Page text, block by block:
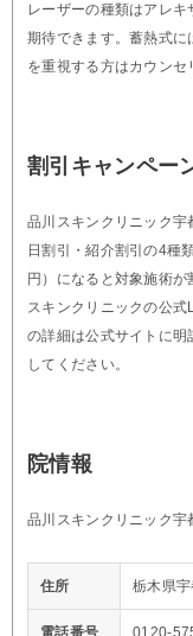
レーザーの種類はアレ
期待できます。蓄熱式
を重視する方はカウンセ
割引キャンペー
品川スキンクリニック
日割引・紹介割引の4種
円）になると対象施術
スキンクリニックの公
の詳細は公式サイトに
してください。
院情報
品川スキンクリニック宇
住所 栃木県